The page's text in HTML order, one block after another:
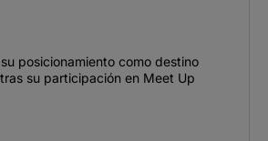
posicionamiento como destino
su participación en Meet Up